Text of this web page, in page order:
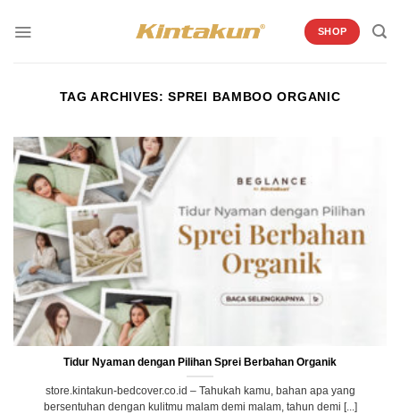
SHOP
TAG ARCHIVES:SPREI BAMBOO ORGANIC
Tidur Nyaman dengan Pilihan Sprei Berbahan Organik
store.kintakun-bedcover.co.id – Tahukah kamu, bahan apa yang
bersentuhan dengan kulitmu malam demi malam, tahun demi [...]